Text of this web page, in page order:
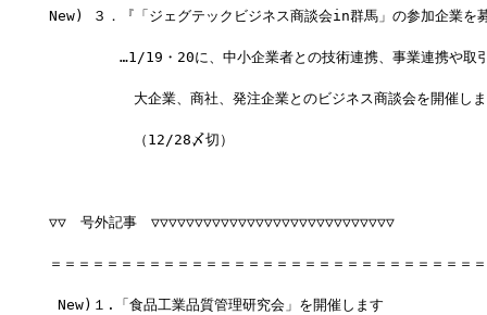
New) ３．『「ジェグテックビジネス商談会in群馬」の参加企業を
…1/19・20に、中小企業者との技術連携、事業連携や取引
大企業、商社、発注企業とのビジネス商談会を開催しま
（12/28〆切）
▽▽　号外記事　▽▽▽▽▽▽▽▽▽▽▽▽▽▽▽▽▽▽▽▽▽▽▽▽▽▽▽▽
＝＝＝＝＝＝＝＝＝＝＝＝＝＝＝＝＝＝＝＝＝＝＝＝＝＝＝＝＝＝
New)１.「食品工業品質管理研究会」を開催します